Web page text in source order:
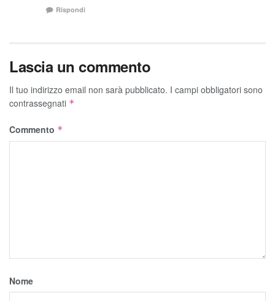
Rispondi
Lascia un commento
Il tuo indirizzo email non sarà pubblicato. I campi obbligatori sono
contrassegnati *
Commento *
Nome